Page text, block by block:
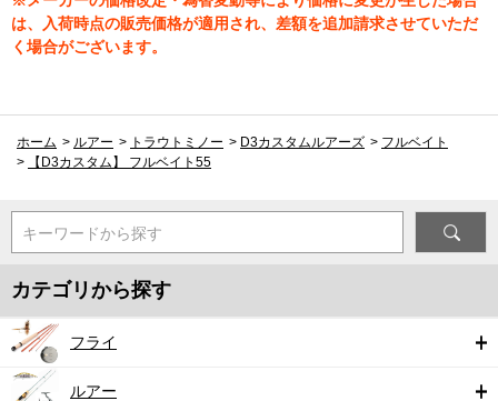
は、入荷時点の販売価格が適用され、差額を追加請求させていただ
く場合がございます。
ホーム > ルアー > トラウトミノー > D3カスタムルアーズ > フルベイト
>
【D3カスタム】 フルベイト55
キーワードから探す
カテゴリから探す
フライ
ルアー